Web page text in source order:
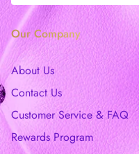
Our Company
About Us
Contact Us
Customer Service & FAQ
Rewards Program